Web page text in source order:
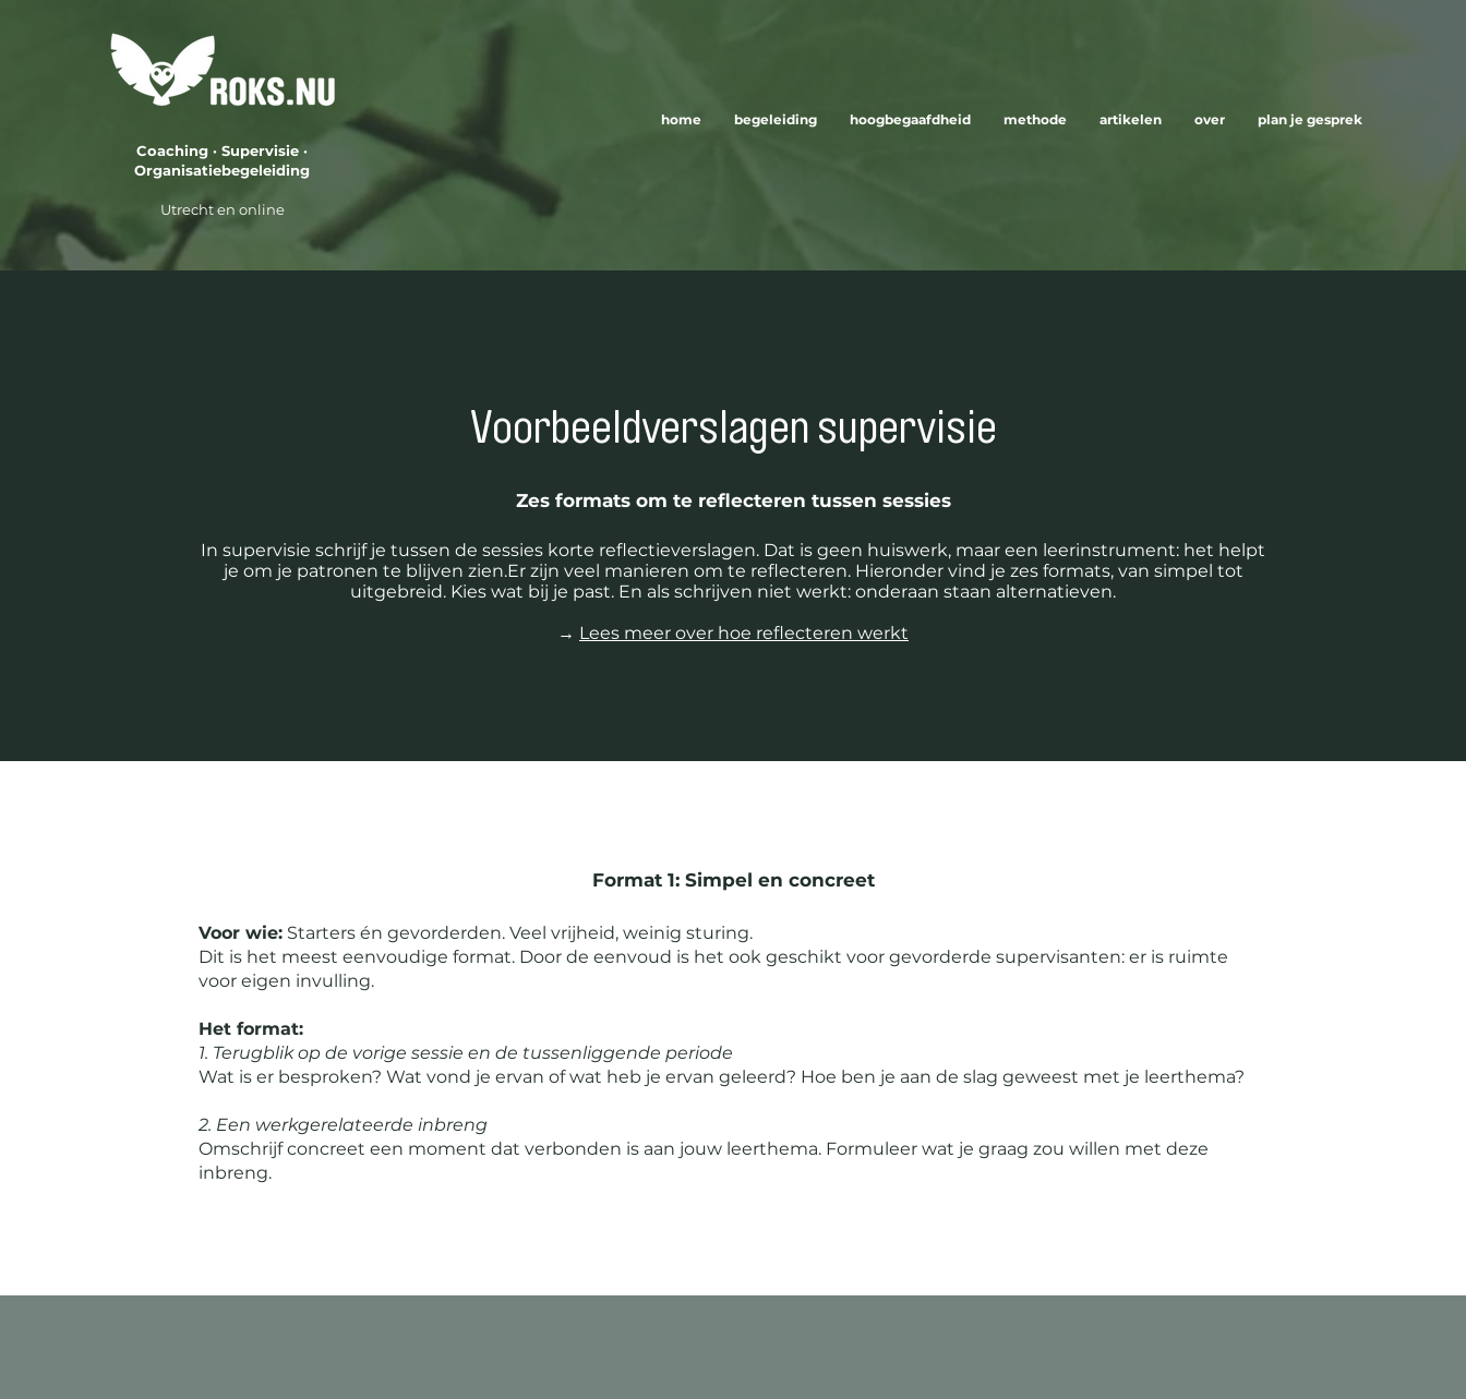
Coaching · Supervisie ·
Organisatiebegeleiding
Utrecht en online
home begeleiding hoogbegaafdheid methode artikelen over plan je gesprek
Voorbeeldverslagen supervisie
Zes formats om te reflecteren tussen sessies
In supervisie schrijf je tussen de sessies korte reflectieverslagen. Dat is geen huiswerk, maar een leerinstrument: het helpt
je om je patronen te blijven zien.Er zijn veel manieren om te reflecteren. Hieronder vind je zes formats, van simpel tot
uitgebreid. Kies wat bij je past. En als schrijven niet werkt: onderaan staan alternatieven.
→ Lees meer over hoe reflecteren werkt
Format 1: Simpel en concreet
Voor wie: Starters én gevorderden. Veel vrijheid, weinig sturing.
Dit is het meest eenvoudige format. Door de eenvoud is het ook geschikt voor gevorderde supervisanten: er is ruimte
voor eigen invulling.
Het format:
1. Terugblik op de vorige sessie en de tussenliggende periode
Wat is er besproken? Wat vond je ervan of wat heb je ervan geleerd? Hoe ben je aan de slag geweest met je leerthema?
2. Een werkgerelateerde inbreng
Omschrijf concreet een moment dat verbonden is aan jouw leerthema. Formuleer wat je graag zou willen met deze
inbreng.